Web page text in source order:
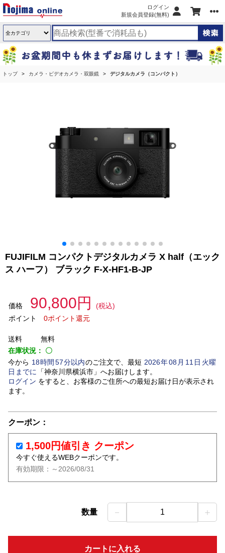
ログイン
新規会員登録(無料)
トップ カメラ・ビデオカメラ・双眼鏡 デジタルカメラ（コンパクト）
FUJIFILM コンパクトデジタルカメラ X half（エック
ス ハーフ） ブラック F-X-HF1-B-JP
価格 90,800円
(税込)
ポイント
0ポイント還元
送料
無料
在庫状況： 〇
今から 18時間 57分以内のご注文で、最短 2026年08 月 11 日火曜
日 までに 「神奈川県横浜市」 へお届けします。
ログイン をすると、お客様のご住所への最短お届け日が表示され
ます。
クーポン：
1,500円値引き クーポン
今すぐ使えるWEBクーポンです。
有効期限：～2026/08/31
数量 － 1 ＋
カートに入れる